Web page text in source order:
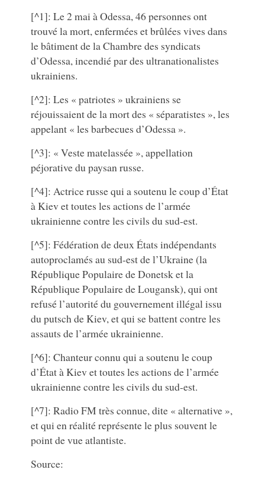
[^1]: Le 2 mai à Odessa, 46 personnes ont
trouvé la mort, enfermées et brûlées vives dans
le bâtiment de la Chambre des syndicats
d’Odessa, incendié par des ultranationalistes
ukrainiens.
[^2]: Les « patriotes » ukrainiens se
réjouissaient de la mort des « séparatistes », les
appelant « les barbecues d’Odessa ».
[^3]: « Veste matelassée », appellation
péjorative du paysan russe.
[^4]: Actrice russe qui a soutenu le coup d’État
à Kiev et toutes les actions de l’armée
ukrainienne contre les civils du sud-est.
[^5]: Fédération de deux États indépendants
autoproclamés au sud-est de l’Ukraine (la
République Populaire de Donetsk et la
République Populaire de Lougansk), qui ont
refusé l’autorité du gouvernement illégal issu
du putsch de Kiev, et qui se battent contre les
assauts de l’armée ukrainienne.
[^6]: Chanteur connu qui a soutenu le coup
d’État à Kiev et toutes les actions de l’armée
ukrainienne contre les civils du sud-est.
[^7]: Radio FM très connue, dite « alternative »,
et qui en réalité représente le plus souvent le
point de vue atlantiste.
Source: